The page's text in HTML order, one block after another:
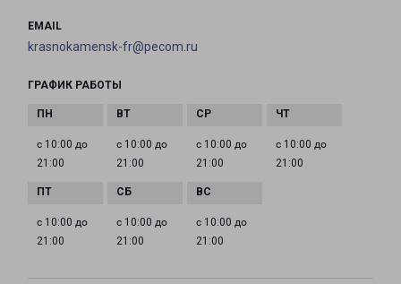
EMAIL
krasnokamensk-fr@pecom.ru
ГРАФИК РАБОТЫ
с 10:00 до
21:00
с 10:00 до
21:00
с 10:00 до
21:00
с 10:00 до
21:00
с 10:00 до
21:00
с 10:00 до
21:00
с 10:00 до
21:00